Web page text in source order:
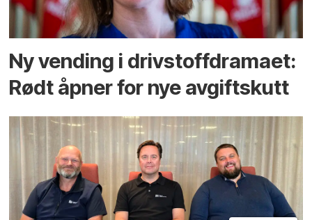
Ny vending i drivstoffdramaet:
Rødt åpner for nye avgiftskutt